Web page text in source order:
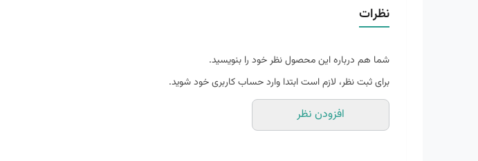
مقاوم در برابر سایش
قابلیت گردش هوا
زیره طبی
کاهش فشار های وارده
انعطاف پذیر
ویژگی های زیره
نظرات
شما هم درباره این محصول نظر خود را بنویسید.
برای ثبت نظر، لازم است ابتدا وارد حساب کاربری خود شوید.
افزودن نظر